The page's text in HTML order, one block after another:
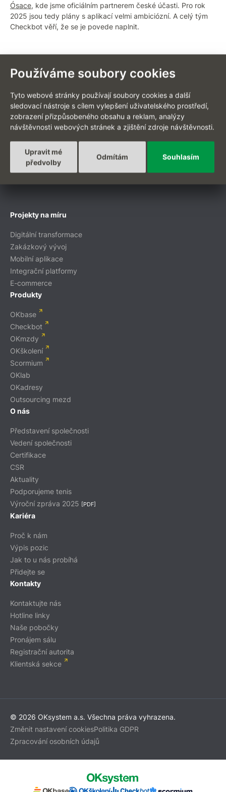
Používáme soubory cookies
Tyto webové stránky používají soubory cookies a další
sledovací nástroje s cílem vylepšení uživatelského prostředí,
zobrazení přizpůsobeného obsahu a reklam, analýzy
návštěvnosti webových stránek a zjištění zdroje návštěvnosti.
Souhlasím
Odmítám
Upravit mé
předvolby
Ósace, kde jsme oficiálním partnerem české účasti. Pro rok
2025 jsou tedy plány s aplikací velmi ambiciózní. A celý tým
Checkbot věří, že se je povede naplnit.
ZPĚT NA VÝPIS AKTUALIT
Projekty na míru
Digitální transformace
Zakázkový vývoj
Mobilní aplikace
Integrační platformy
E-commerce
Produkty
OKbase
Checkbot
OKmzdy
OKškolení
Scormium
OKlab
OKadresy
Outsourcing mezd
O nás
Představení společnosti
Vedení společnosti
Certifikace
CSR
Aktuality
Podporujeme tenis
Výroční zpráva 2025 [PDF]
Kariéra
Proč k nám
Výpis pozic
Jak to u nás probíhá
Přidejte se
Kontakty
Kontaktujte nás
Hotline linky
Naše pobočky
Pronájem sálu
Registrační autorita
Klientská sekce
© 2026 OKsystem a.s. Všechna práva vyhrazena.
Změnit nastavení cookiesPolitika GDPR
Zpracování osobních údajů